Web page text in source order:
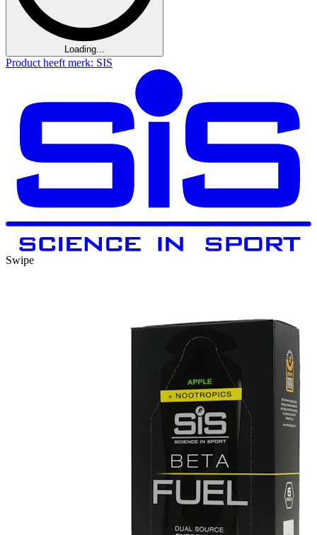
Loading...
Product heeft merk: SIS
Swipe